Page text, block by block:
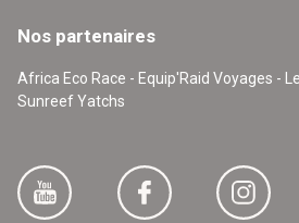
Nos partenaires
Africa Eco Race - Equip'Raid Voyages -
Sunreef Yatchs